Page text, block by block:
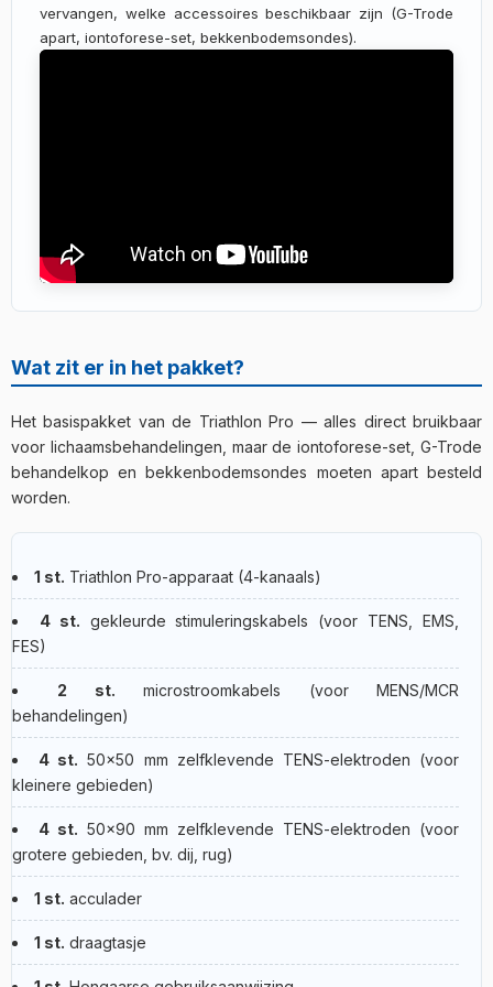
vervangen, welke accessoires beschikbaar zijn (G-Trode
apart, iontoforese-set, bekkenbodemsondes).
Wat zit er in het pakket?
Het basispakket van de Triathlon Pro — alles direct bruikbaar
voor lichaamsbehandelingen, maar de iontoforese-set, G-Trode
behandelkop en bekkenbodemsondes moeten apart besteld
worden.
1 st. Triathlon Pro-apparaat (4-kanaals)
4 st. gekleurde stimuleringskabels (voor TENS, EMS,
FES)
2 st. microstroomkabels (voor MENS/MCR
behandelingen)
4 st. 50×50 mm zelfklevende TENS-elektroden (voor
kleinere gebieden)
4 st. 50×90 mm zelfklevende TENS-elektroden (voor
grotere gebieden, bv. dij, rug)
1 st. acculader
1 st. draagtasje